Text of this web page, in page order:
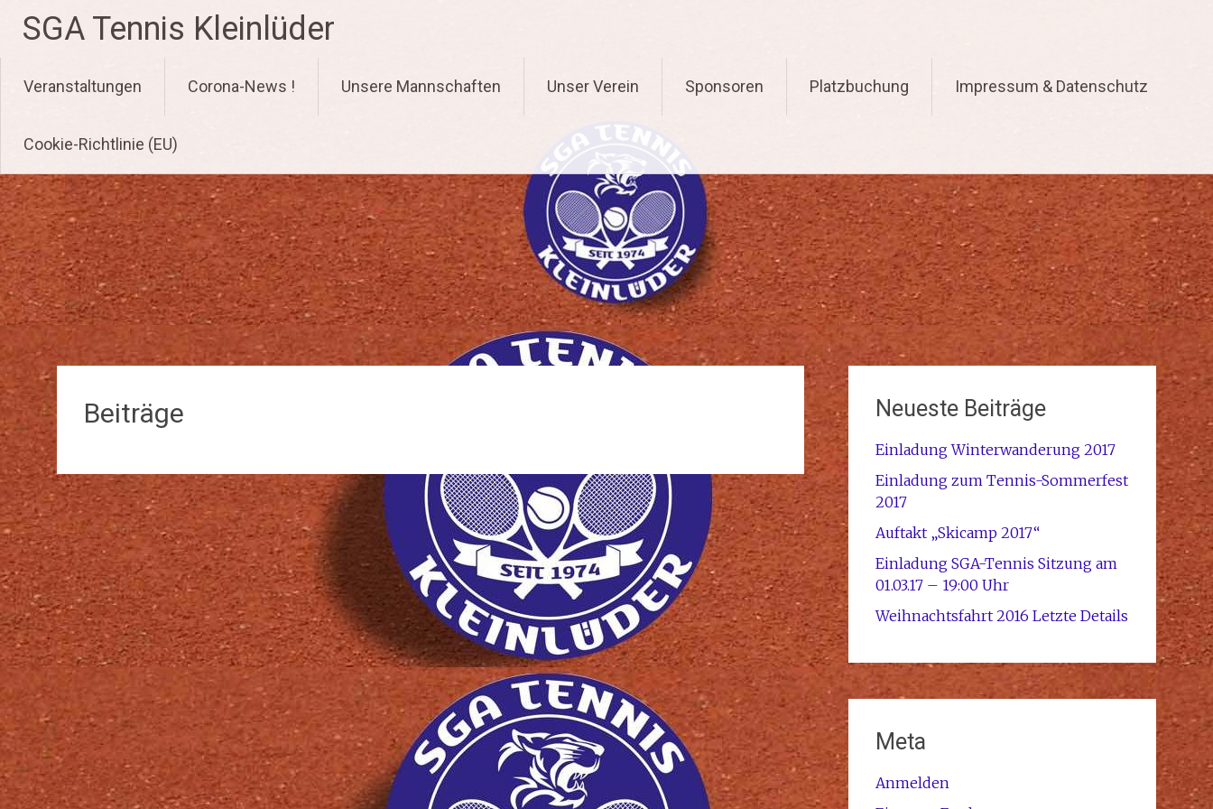
Inhalt
springen
SGA Tennis Kleinlüder
Veranstaltungen Corona-News ! Unsere Mannschaften Unser Verein Sponsoren Platzbuchung Impressum & Datenschutz
Cookie-Richtlinie (EU)
Beiträge Neueste Beiträge
Einladung Winterwanderung 2017
Einladung zum Tennis-Sommerfest
2017
Auftakt „Skicamp 2017“
Einladung SGA-Tennis Sitzung am
01.03.17 – 19:00 Uhr
Weihnachtsfahrt 2016 Letzte Details
Meta
Anmelden